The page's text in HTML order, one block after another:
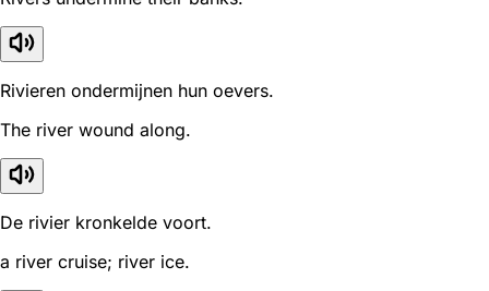
Rivieren ondermijnen hun oevers.
The river wound along.
De rivier kronkelde voort.
a river cruise; river ice.